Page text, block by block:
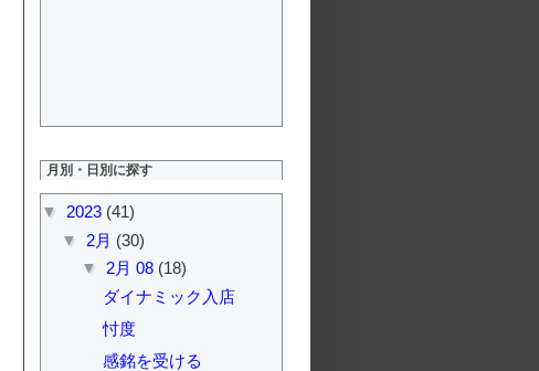
月別・日別に探す
▼ 2023 (41)
▼ 2月 (30)
▼ 2月 08 (18)
ダイナミック入店
忖度
感銘を受ける